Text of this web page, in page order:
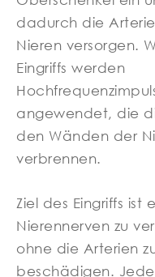
dadurch die
Nieren versorgen.
Eingriffs werden
angewendet, die
den Wänden der
verbrennen.
Ziel des Eingriffs ist
Nierennerven zu
ohne die Arterien
beschädigen. Jede